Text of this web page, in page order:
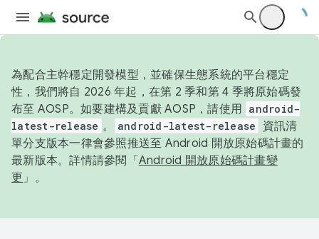
為配合主幹穩定開發模型，並確保生態系統的平台穩定
性，我們將自 2026 年起，在第 2 季和第 4 季將原始碼發
布至 AOSP。如要建構及貢獻 AOSP，請使用 android-
latest-release 。 android-latest-release
資訊清
單分支版本一律會參照推送至 Android 開放原始碼計畫的
最新版本。詳情請參閱「 Android 開放原始碼計畫變
更 」。